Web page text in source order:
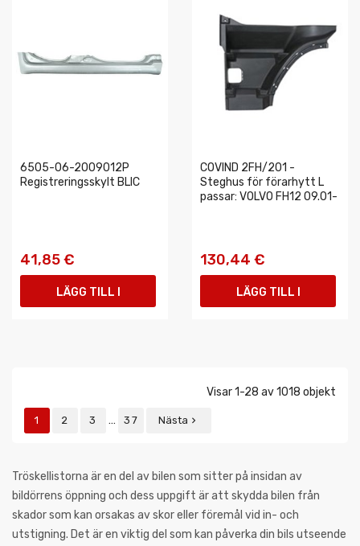
6505-06-2009012P
Registreringsskylt BLIC
41,85 €
LÄGG TILL I
COVIND 2FH/201 -
Steghus för förarhytt L
passar: VOLVO FH12 09.01-
130,44 €
LÄGG TILL I
Visar 1-28 av 1018 objekt
1 2 3 … 37 Nästa 
Tröskellistorna är en del av bilen som sitter på insidan av
bildörrens öppning och dess uppgift är att skydda bilen från
skador som kan orsakas av skor eller föremål vid in- och
utstigning. Det är en viktig del som kan påverka din bils utseende